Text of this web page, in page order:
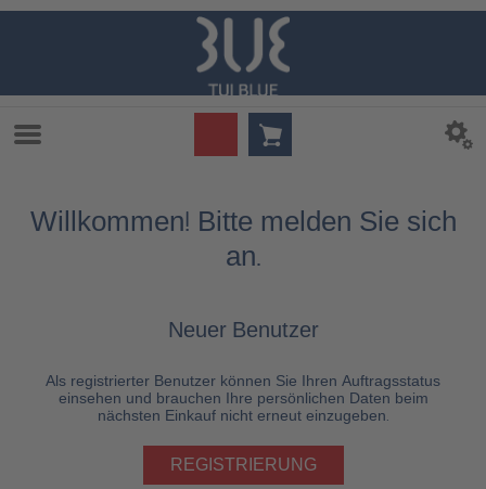
Willkommen! Bitte melden Sie sich
an.
Neuer Benutzer
Als registrierter Benutzer können Sie Ihren Auftragsstatus
einsehen und brauchen Ihre persönlichen Daten beim
nächsten Einkauf nicht erneut einzugeben.
REGISTRIERUNG